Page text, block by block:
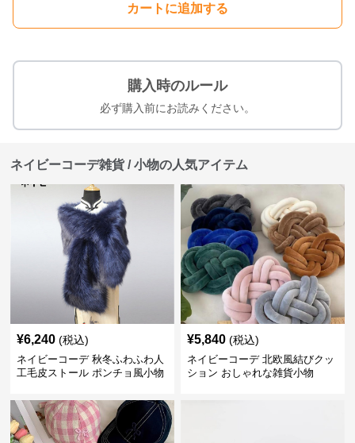
カートに追加する
購入時のルール
必ず購入前にお読みください。
ネイビーコーデ雑貨 / 小物の人気アイテム
¥6,240 (税込)
ネイビーコーデ 秋冬ふわふわ人
工毛皮ストール ポンチョ風小物
¥5,840 (税込)
ネイビーコーデ 北欧風結びクッ
ション おしゃれな雑貨小物